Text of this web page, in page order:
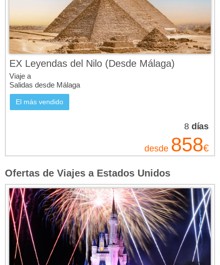
EX Leyendas del Nilo (Desde Málaga)
Viaje a
Salidas desde Málaga
El más vendido
8 días
858€
desde
Ofertas de Viajes a Estados Unidos